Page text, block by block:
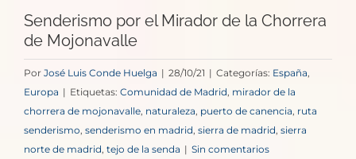
Senderismo por el Mirador de la Chorrera
de Mojonavalle
Por José Luis Conde Huelga | 28/10/21 | Categorías: España,
Europa | Etiquetas: Comunidad de Madrid mirador de la
chorrera de mojonavalle naturaleza puerto de canencia ruta
senderismo senderismo en madrid sierra de madrid sierra
norte de madrid tejo de la senda | Sin comentarios